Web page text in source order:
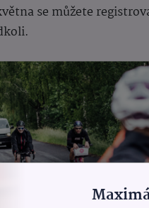
se můžete